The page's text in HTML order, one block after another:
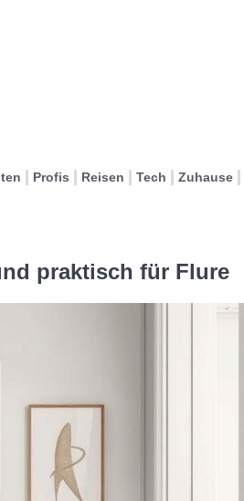
Profis Reisen Tech Zuhause
praktisch für Flure